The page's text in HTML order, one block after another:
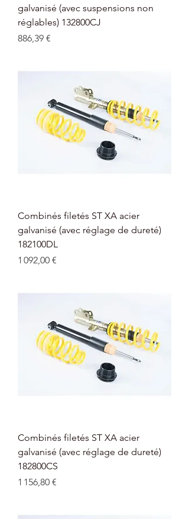
galvanisé (avec suspensions non
réglables) 132800CJ
Prix
886,39 €
Combinés filetés ST XA acier
galvanisé (avec réglage de dureté)
182100DL
Prix
1 092,00 €
Combinés filetés ST XA acier
galvanisé (avec réglage de dureté)
182800CS
Prix
1 156,80 €